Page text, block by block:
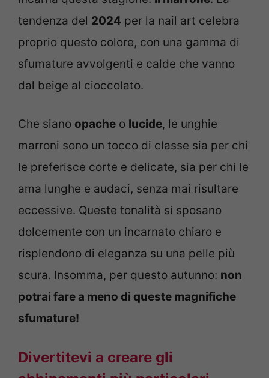
tendenza del 2024 per la nail art celebra
proprio questo colore, con una gamma di
sfumature avvolgenti e calde che vanno
dal beige al cioccolato.
Che siano opache o lucide, le unghie
marroni sono un tocco di classe sia per chi
le preferisce corte e delicate, sia per chi le
ama lunghe e audaci, senza mai risultare
eccessive. Queste tonalità si sposano
dolcemente con un incarnato chiaro e
risplendono di eleganza su una pelle più
scura. Insomma, per questo autunno: non
potrai fare a meno di queste magnifiche
sfumature!
Divertitevi a creare gli